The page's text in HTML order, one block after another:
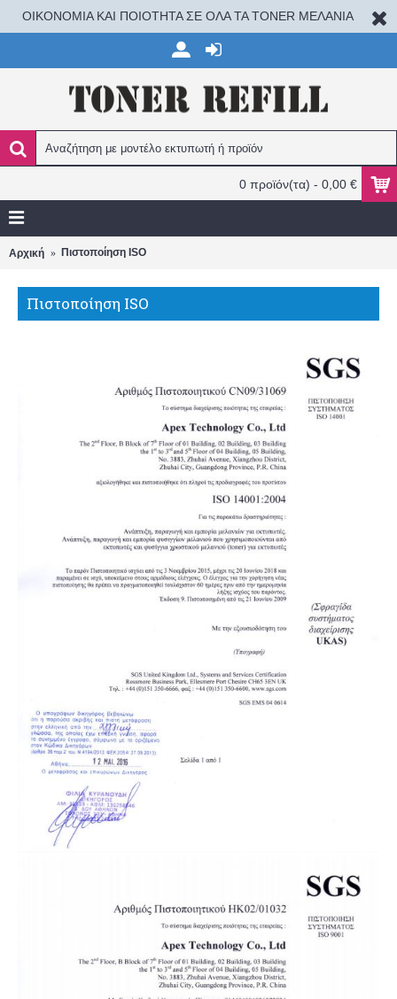
ΟΙΚΟΝΟΜΙΑ ΚΑΙ ΠΟΙΟΤΗΤΑ ΣΕ ΟΛΑ ΤΑ TONER ΜΕΛΑΝΙΑ
0 προϊόν(τα) - 0,00 €
Αρχική Πιστοποίηση ISO
Πιστοποίηση ISO